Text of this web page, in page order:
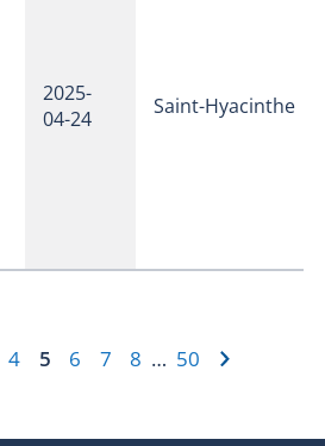
2025-
04-24
Saint-Hyacinthe
4 5 6 7 8 … 50